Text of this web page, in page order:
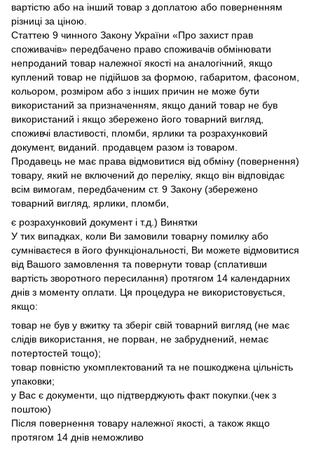
вартістю або на інший товар з доплатою або поверненням
різниці за ціною.
Статтею 9 чинного Закону України «Про захист прав
споживачів» передбачено право споживачів обмінювати
непроданий товар належної якості на аналогічний, якщо
куплений товар не підійшов за формою, габаритом, фасоном,
кольором, розміром або з інших причин не може бути
використаний за призначенням, якщо даний товар не був
використаний і якщо збережено його товарний вигляд,
споживчі властивості, пломби, ярлики та розрахунковий
документ, виданий. продавцем разом із товаром.
Продавець не має права відмовитися від обміну (повернення)
товару, який не включений до переліку, якщо він відповідає
всім вимогам, передбаченим ст. 9 Закону (збережено
товарний вигляд, ярлики, пломби,
є розрахунковий документ і т.д.) Винятки
У тих випадках, коли Ви замовили товарну помилку або
сумніваєтеся в його функціональності, Ви можете відмовитися
від Вашого замовлення та повернути товар (сплативши
вартість зворотного пересилання) протягом 14 календарних
днів з моменту оплати. Ця процедура не використовується,
якщо:
товар не був у вжитку та зберіг свій товарний вигляд (не має
слідів використання, не порван, не забруднений, немає
потертостей тощо);
товар повністю укомплектований та не пошкоджена цільність
упаковки;
у Вас є документи, що підтверджують факт покупки.(чек з
поштою)
Після повернення товару належної якості, а також якщо
протягом 14 днів неможливо